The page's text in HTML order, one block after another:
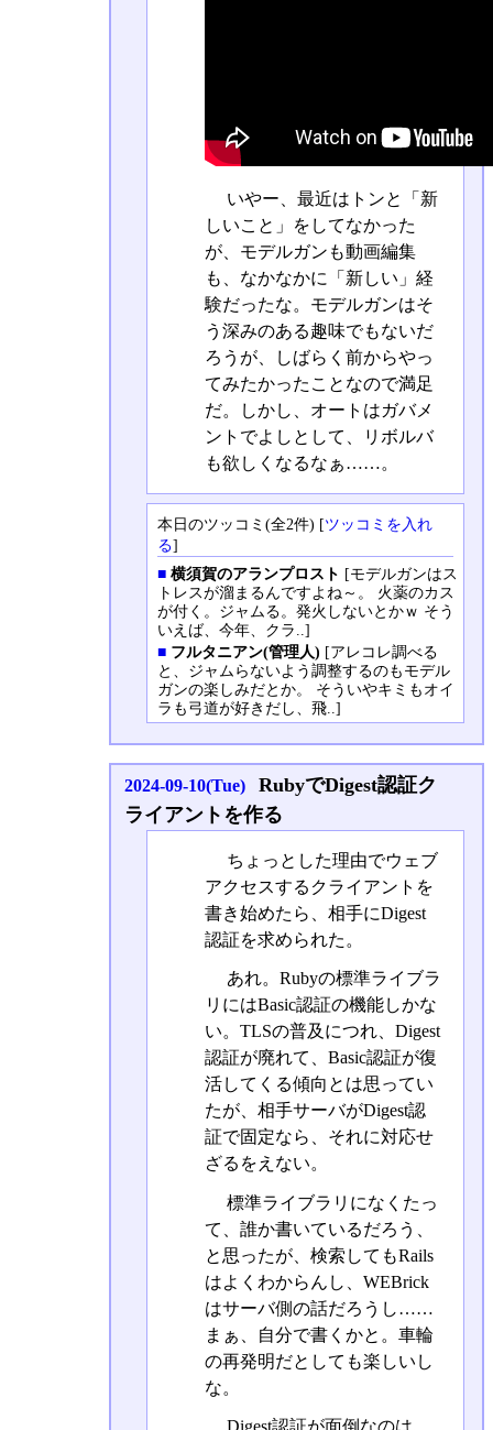
いやー、最近はトンと「新
しいこと」をしてなかった
が、モデルガンも動画編集
も、なかなかに「新しい」経
験だったな。モデルガンはそ
う深みのある趣味でもないだ
ろうが、しばらく前からやっ
てみたかったことなので満足
だ。しかし、オートはガバメ
ントでよしとして、リボルバ
も欲しくなるなぁ……。
本日のツッコミ(全2件) [ツッコミを入れ
る]
■ 横須賀のアランプロスト [モデルガンはス
トレスが溜まるんですよね～。 火薬のカス
が付く。ジャムる。発火しないとかｗ そう
いえば、今年、クラ..]
■ フルタニアン(管理人) [アレコレ調べる
と、ジャムらないよう調整するのもモデル
ガンの楽しみだとか。 そういやキミもオイ
ラも弓道が好きだし、飛..]
2024-09-10(Tue)
RubyでDigest認証ク
ライアントを作る
ちょっとした理由でウェブ
アクセスするクライアントを
書き始めたら、相手にDigest
認証を求められた。
あれ。Rubyの標準ライブラ
リにはBasic認証の機能しかな
い。TLSの普及につれ、Digest
認証が廃れて、Basic認証が復
活してくる傾向とは思ってい
たが、相手サーバがDigest認
証で固定なら、それに対応せ
ざるをえない。
標準ライブラリになくたっ
て、誰か書いているだろう、
と思ったが、検索してもRails
はよくわからんし、WEBrick
はサーバ側の話だろうし……
まぁ、自分で書くかと。車輪
の再発明だとしても楽しいし
な。
Digest認証が面倒なのは、